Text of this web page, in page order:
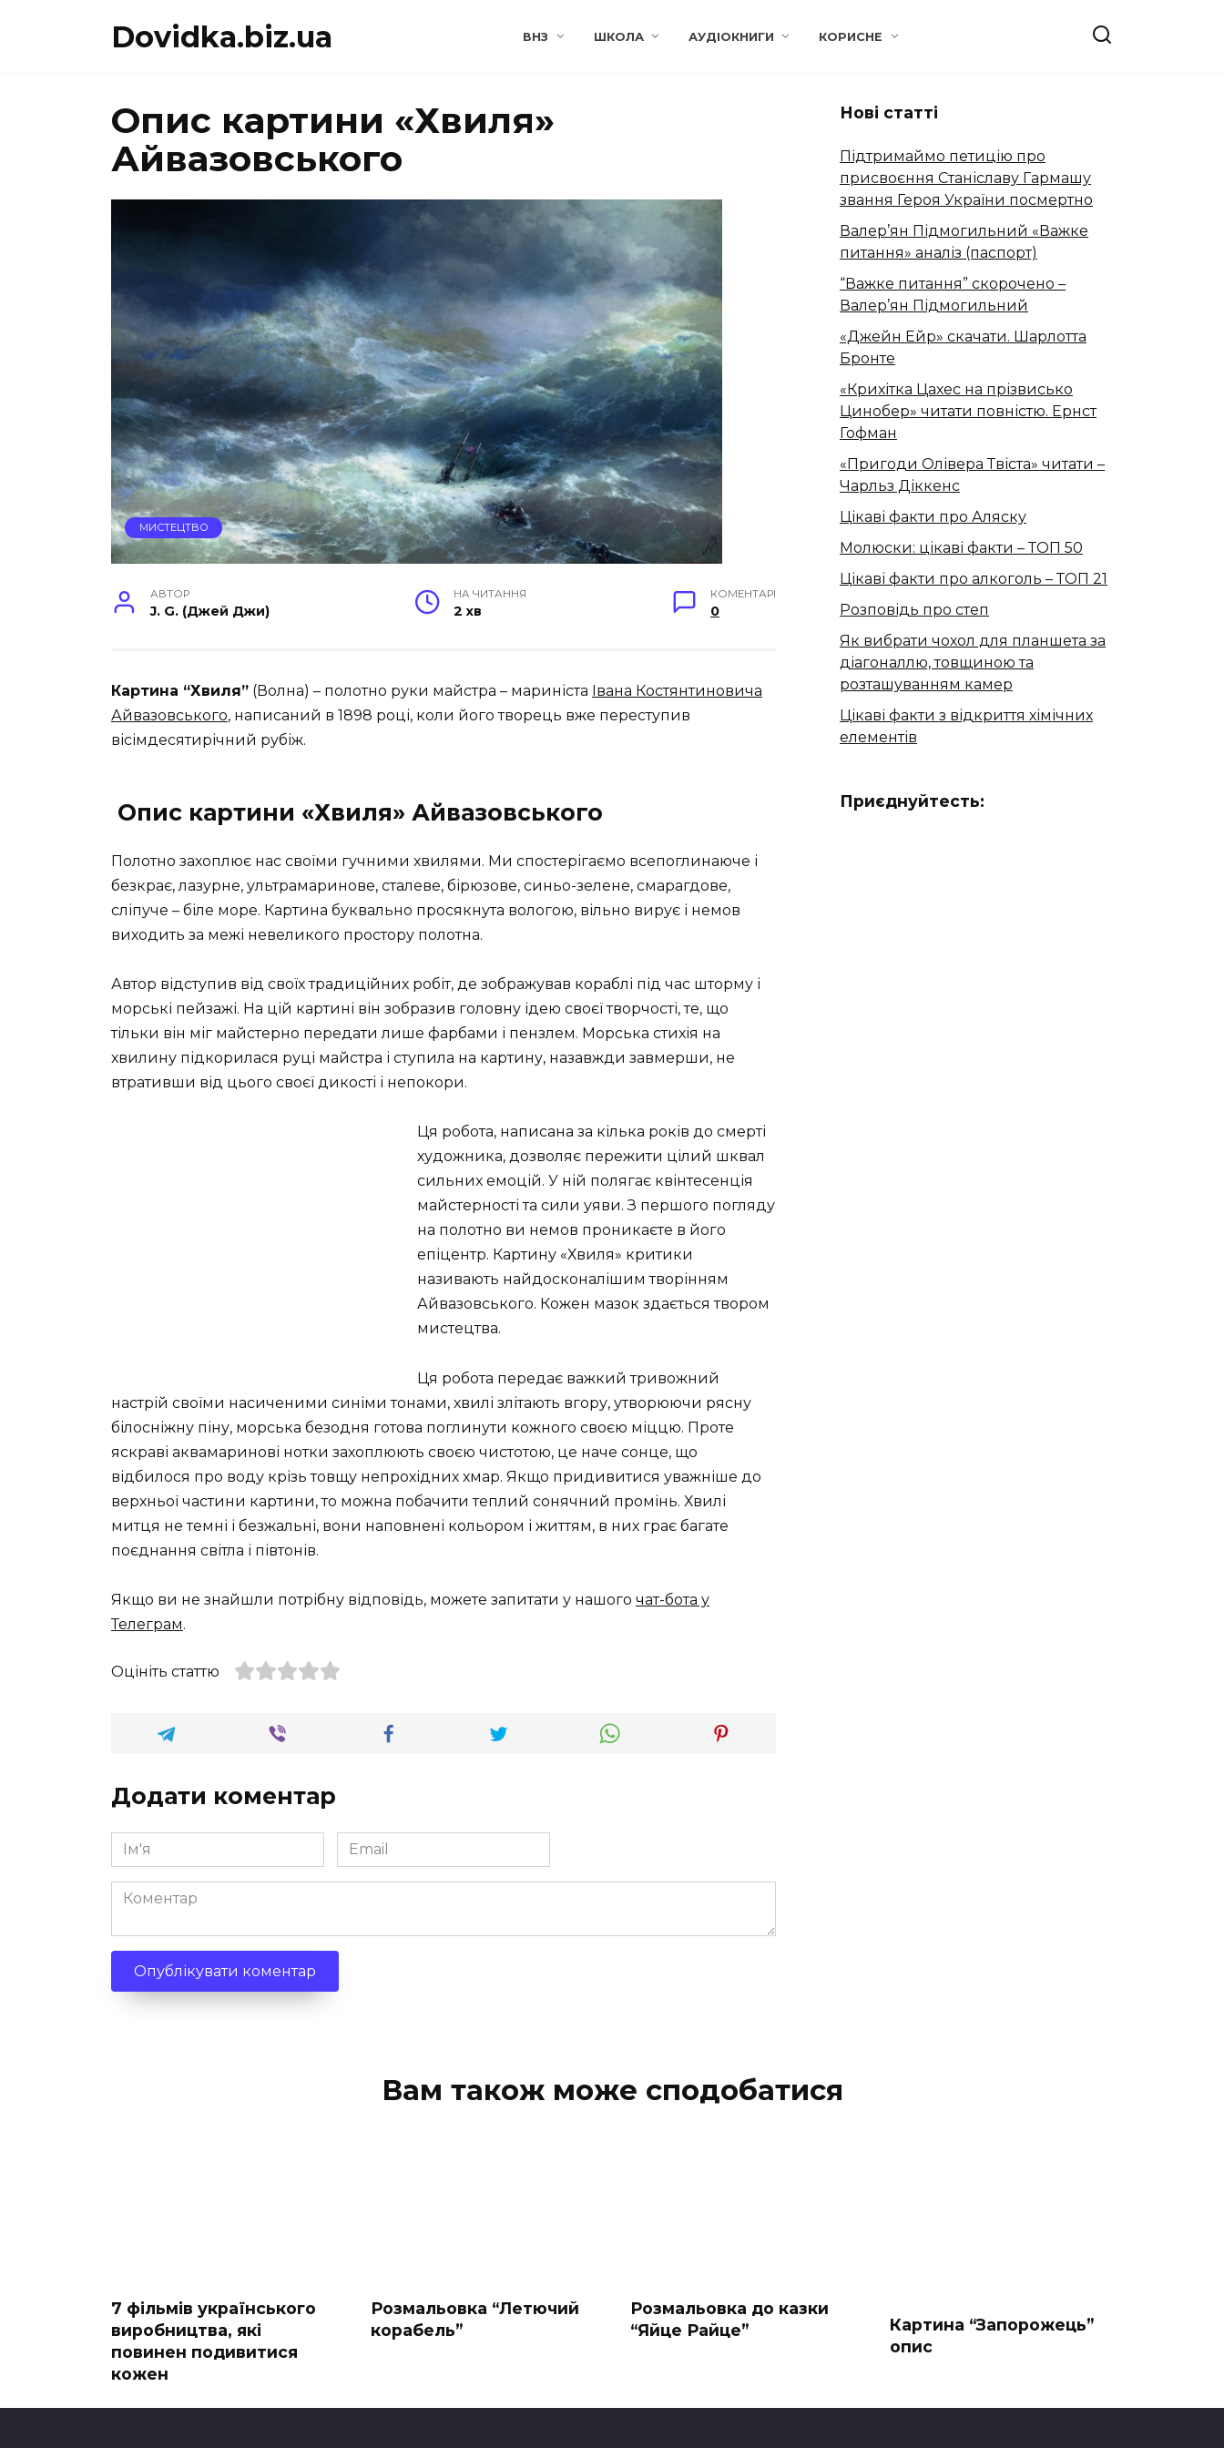
Dovidka.biz.ua ВНЗ ШКОЛА АУДІОКНИГИ КОРИСНЕ
Опис картини «Хвиля»
Айвазовського
МИСТЕЦТВО
АВТОР
J. G. (Джей Джи)
НА ЧИТАННЯ
2 хв
КОМЕНТАРІ
0
Картина “Хвиля” (Волна) – полотно руки майстра – мариніста Івана Костянтиновича
Айвазовського, написаний в 1898 році, коли його творець вже переступив
вісімдесятирічний рубіж.
Опис картини «Хвиля» Айвазовського
Полотно захоплює нас своїми гучними хвилями. Ми спостерігаємо всепоглинаюче і
безкрає, лазурне, ультрамаринове, сталеве, бірюзове, синьо-зелене, смарагдове,
сліпуче – біле море. Картина буквально просякнута вологою, вільно вирує і немов
виходить за межі невеликого простору полотна.
Автор відступив від своїх традиційних робіт, де зображував кораблі під час шторму і
морські пейзажі. На цій картині він зобразив головну ідею своєї творчості, те, що
тільки він міг майстерно передати лише фарбами і пензлем. Морська стихія на
хвилину підкорилася руці майстра і ступила на картину, назавжди завмерши, не
втративши від цього своєї дикості і непокори.
Ця робота, написана за кілька років до смерті
художника, дозволяє пережити цілий шквал
сильних емоцій. У ній полягає квінтесенція
майстерності та сили уяви. З першого погляду
на полотно ви немов проникаєте в його
епіцентр. Картину «Хвиля» критики
називають найдосконалішим творінням
Айвазовського. Кожен мазок здається твором
мистецтва.
Ця робота передає важкий тривожний
настрій своїми насиченими синіми тонами, хвилі злітають вгору, утворюючи рясну
білосніжну піну, морська безодня готова поглинути кожного своєю міццю. Проте
яскраві аквамаринові нотки захоплюють своєю чистотою, це наче сонце, що
відбилося про воду крізь товщу непрохідних хмар. Якщо придивитися уважніше до
верхньої частини картини, то можна побачити теплий сонячний промінь. Хвилі
митця не темні і безжальні, вони наповнені кольором і життям, в них грає багате
поєднання світла і півтонів.
Якщо ви не знайшли потрібну відповідь, можете запитати у нашого чат-бота у
Телеграм.
Оцініть статтю
Додати коментар
Ім'я
*
Email
*
Коментар
Нові статті
Підтримаймо петицію про
присвоєння Станіславу Гармашу
звання Героя України посмертно
Валер’ян Підмогильний «Важке
питання» аналіз (паспорт)
“Важке питання” скорочено –
Валер’ян Підмогильний
«Джейн Ейр» скачати. Шарлотта
Бронте
«Крихітка Цахес на прізвисько
Цинобер» читати повністю. Ернст
Гофман
«Пригоди Олівера Твіста» читати –
Чарльз Діккенс
Цікаві факти про Аляску
Молюски: цікаві факти – ТОП 50
Цікаві факти про алкоголь – ТОП 21
Розповідь про степ
Як вибрати чохол для планшета за
діагоналлю, товщиною та
розташуванням камер
Цікаві факти з відкриття хімічних
елементів
Приєднуйтесть:
Вам також може сподобатися
7 фільмів українського
виробництва, які
повинен подивитися
кожен
Розмальовка “Летючий
корабель”
Розмальовка до казки
“Яйце Райце”
Картина “Запорожець”
опис